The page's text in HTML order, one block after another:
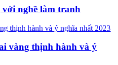
nghề làm tranh
vàng thịnh hành và ý